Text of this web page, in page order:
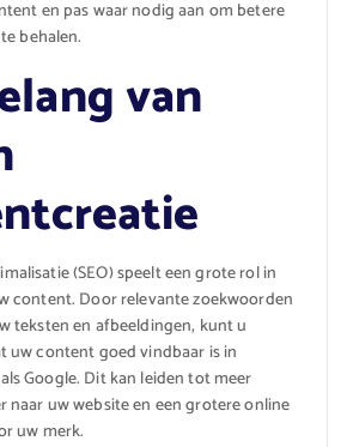
en pas waar nodig aan om betere
behalen.
van
(SEO) speelt een grote rol in
content. Door relevante zoekwoorden
teksten en afbeeldingen, kunt u
uw content goed vindbaar is in
Google. Dit kan leiden tot meer
naar uw website en een grotere online
uw merk.